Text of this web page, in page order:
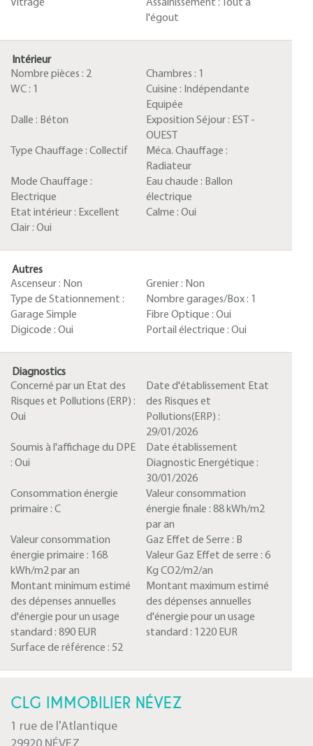
Vitrage Assainissement :
Tout à
l'égout
Intérieur
Nombre pièces : 2 Chambres : 1
WC : 1 Cuisine : Indépendante
Equipée
Dalle : Béton Exposition Séjour : EST -
OUEST
Type Chauffage : Collectif
Méca. Chauffage :
Radiateur
Mode Chauffage :
Electrique
Eau chaude : Ballon
électrique
Etat intérieur : Excellent Calme : Oui
Clair : Oui
Autres
Ascenseur : Non Grenier : Non
Type de Stationnement :
Garage Simple
Nombre garages/Box : 1
Fibre Optique : Oui
Digicode : Oui Portail électrique : Oui
Diagnostics
Concerné par un Etat des
Risques et Pollutions (ERP) :
Oui
Date d'établissement Etat
des Risques et
Pollutions(ERP) :
29/01/2026
Soumis à l'affichage du DPE
: Oui
Date établissement
Diagnostic Energétique :
30/01/2026
Consommation énergie
primaire : C
Valeur consommation
énergie finale : 88 kWh/m2
par an
Valeur consommation
énergie primaire : 168
kWh/m2 par an
Gaz Effet de Serre : B
Valeur Gaz Effet de serre : 6
Kg CO2/m2/an
Montant minimum estimé
des dépenses annuelles
d'énergie pour un usage
standard : 890 EUR
Montant maximum estimé
des dépenses annuelles
d'énergie pour un usage
standard : 1220 EUR
Surface de référence : 52
CLG IMMOBILIER NÉVEZ
1 rue de l'Atlantique